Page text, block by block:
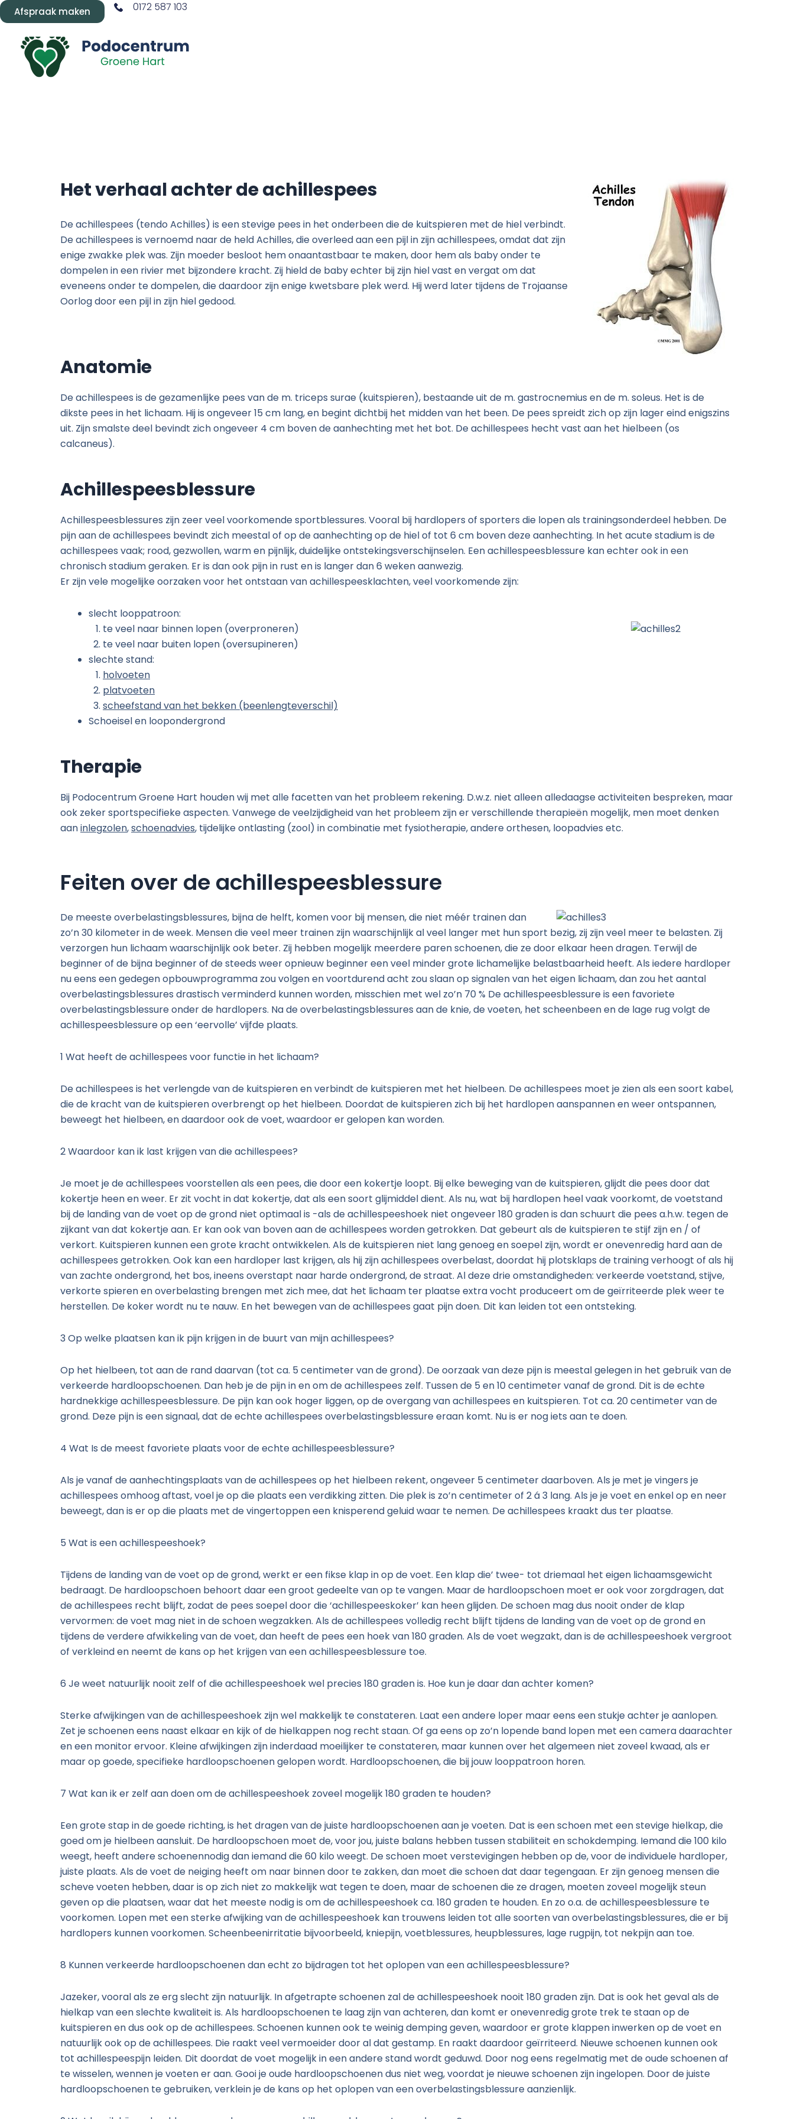
Ga
naar
inhoud
Afspraak maken
0172 587 103
Het verhaal achter de achillespees
De achillespees (tendo Achilles) is een stevige pees in het onderbeen die de kuitspieren met de hiel verbindt.
De achillespees is vernoemd naar de held Achilles, die overleed aan een pijl in zijn achillespees, omdat dat zijn
enige zwakke plek was. Zijn moeder besloot hem onaantastbaar te maken, door hem als baby onder te
dompelen in een rivier met bijzondere kracht. Zij hield de baby echter bij zijn hiel vast en vergat om dat
eveneens onder te dompelen, die daardoor zijn enige kwetsbare plek werd. Hij werd later tijdens de Trojaanse
Oorlog door een pijl in zijn hiel gedood.
Anatomie
De achillespees is de gezamenlijke pees van de m. triceps surae (kuitspieren), bestaande uit de m. gastrocnemius en de m. soleus. Het is de
dikste pees in het lichaam. Hij is ongeveer 15 cm lang, en begint dichtbij het midden van het been. De pees spreidt zich op zijn lager eind enigszins
uit. Zijn smalste deel bevindt zich ongeveer 4 cm boven de aanhechting met het bot. De achillespees hecht vast aan het hielbeen (os
calcaneus).
Achillespeesblessure
Achillespeesblessures zijn zeer veel voorkomende sportblessures. Vooral bij hardlopers of sporters die lopen als trainingsonderdeel hebben. De
pijn aan de achillespees bevindt zich meestal of op de aanhechting op de hiel of tot 6 cm boven deze aanhechting. In het acute stadium is de
achillespees vaak; rood, gezwollen, warm en pijnlijk, duidelijke ontstekingsverschijnselen. Een achillespeesblessure kan echter ook in een
chronisch stadium geraken. Er is dan ook pijn in rust en is langer dan 6 weken aanwezig.
Er zijn vele mogelijke oorzaken voor het ontstaan van achillespeesklachten, veel voorkomende zijn:
slecht looppatroon:
te veel naar binnen lopen (overproneren)
te veel naar buiten lopen (oversupineren)
slechte stand:
holvoeten
platvoeten
scheefstand van het bekken (beenlengteverschil)
Schoeisel en loopondergrond
Therapie
Bij Podocentrum Groene Hart houden wij met alle facetten van het probleem rekening. D.w.z. niet alleen alledaagse activiteiten bespreken, maar
ook zeker sportspecifieke aspecten. Vanwege de veelzijdigheid van het probleem zijn er verschillende therapieën mogelijk, men moet denken
aaninlegzolen,schoenadvies, tijdelijke ontlasting (zool) in combinatie met fysiotherapie, andere orthesen, loopadvies etc.
Feiten over de achillespeesblessure
De meeste overbelastingsblessures, bijna de helft, komen voor bij mensen, die niet méér trainen dan
zo’n 30 kilometer in de week. Mensen die veel meer trainen zijn waarschijnlijk al veel langer met hun sport bezig, zij zijn veel meer te belasten. Zij
verzorgen hun lichaam waarschijnlijk ook beter. Zij hebben mogelijk meerdere paren schoenen, die ze door elkaar heen dragen. Terwijl de
beginner of de bijna beginner of de steeds weer opnieuw beginner een veel minder grote lichamelijke belastbaarheid heeft. Als iedere hardloper
nu eens een gedegen opbouwprogramma zou volgen en voortdurend acht zou slaan op signalen van het eigen lichaam, dan zou het aantal
overbelastingsblessures drastisch verminderd kunnen worden, misschien met wel zo’n 70 % De achillespeesblessure is een favoriete
overbelastingsblessure onder de hardlopers. Na de overbelastingsblessures aan de knie, de voeten, het scheenbeen en de lage rug volgt de
achillespeesblessure op een ‘eervolle’ vijfde plaats.
1 Wat heeft de achillespees voor functie in het lichaam?
De achillespees is het verlengde van de kuitspieren en verbindt de kuitspieren met het hielbeen. De achillespees moet je zien als een soort kabel,
die de kracht van de kuitspieren overbrengt op het hielbeen. Doordat de kuitspieren zich bij het hardlopen aanspannen en weer ontspannen,
beweegt het hielbeen, en daardoor ook de voet, waardoor er gelopen kan worden.
2 Waardoor kan ik last krijgen van die achillespees?
Je moet je de achillespees voorstellen als een pees, die door een kokertje loopt. Bij elke beweging van de kuitspieren, glijdt die pees door dat
kokertje heen en weer. Er zit vocht in dat kokertje, dat als een soort glijmiddel dient. Als nu, wat bij hardlopen heel vaak voorkomt, de voetstand
bij de landing van de voet op de grond niet optimaal is -als de achillespeeshoek niet ongeveer 180 graden is dan schuurt die pees a.h.w. tegen de
zijkant van dat kokertje aan. Er kan ook van boven aan de achillespees worden getrokken. Dat gebeurt als de kuitspieren te stijf zijn en / of
verkort. Kuitspieren kunnen een grote kracht ontwikkelen. Als de kuitspieren niet lang genoeg en soepel zijn, wordt er onevenredig hard aan de
achillespees getrokken. Ook kan een hardloper last krijgen, als hij zijn achillespees overbelast, doordat hij plotsklaps de training verhoogt of als hij
van zachte ondergrond, het bos, ineens overstapt naar harde ondergrond, de straat. Al deze drie omstandigheden: verkeerde voetstand, stijve,
verkorte spieren en overbelasting brengen met zich mee, dat het lichaam ter plaatse extra vocht produceert om de geïrriteerde plek weer te
herstellen. De koker wordt nu te nauw. En het bewegen van de achillespees gaat pijn doen. Dit kan leiden tot een ontsteking.
3 Op welke plaatsen kan ik pijn krijgen in de buurt van mijn achillespees?
Op het hielbeen, tot aan de rand daarvan (tot ca. 5 centimeter van de grond). De oorzaak van deze pijn is meestal gelegen in het gebruik van de
verkeerde hardloopschoenen. Dan heb je de pijn in en om de achillespees zelf. Tussen de 5 en 10 centimeter vanaf de grond. Dit is de echte
hardnekkige achillespeesblessure. De pijn kan ook hoger liggen, op de overgang van achillespees en kuitspieren. Tot ca. 20 centimeter van de
grond. Deze pijn is een signaal, dat de echte achillespees overbelastingsblessure eraan komt. Nu is er nog iets aan te doen.
4 Wat Is de meest favoriete plaats voor de echte achillespeesblessure?
Als je vanaf de aanhechtingsplaats van de achillespees op het hielbeen rekent, ongeveer 5 centimeter daarboven. Als je met je vingers je
achillespees omhoog aftast, voel je op die plaats een verdikking zitten. Die plek is zo’n centimeter of 2 á 3 lang. Als je je voet en enkel op en neer
beweegt, dan is er op die plaats met de vingertoppen een knisperend geluid waar te nemen. De achillespees kraakt dus ter plaatse.
5 Wat is een achillespeeshoek?
Tijdens de landing van de voet op de grond, werkt er een fikse klap in op de voet. Een klap die’ twee- tot driemaal het eigen lichaamsgewicht
bedraagt. De hardloopschoen behoort daar een groot gedeelte van op te vangen. Maar de hardloopschoen moet er ook voor zorgdragen, dat
de achillespees recht blijft, zodat de pees soepel door die ‘achillespeeskoker’ kan heen glijden. De schoen mag dus nooit onder de klap
vervormen: de voet mag niet in de schoen wegzakken. Als de achillespees volledig recht blijft tijdens de landing van de voet op de grond en
tijdens de verdere afwikkeling van de voet, dan heeft de pees een hoek van 180 graden. Als de voet wegzakt, dan is de achillespeeshoek vergroot
of verkleind en neemt de kans op het krijgen van een achillespeesblessure toe.
6 Je weet natuurlijk nooit zelf of die achillespeeshoek wel precies 180 graden is. Hoe kun je daar dan achter komen?
Sterke afwijkingen van de achillespeeshoek zijn wel makkelijk te constateren. Laat een andere loper maar eens een stukje achter je aanlopen.
Zet je schoenen eens naast elkaar en kijk of de hielkappen nog recht staan. Of ga eens op zo’n lopende band lopen met een camera daarachter
en een monitor ervoor. Kleine afwijkingen zijn inderdaad moeilijker te constateren, maar kunnen over het algemeen niet zoveel kwaad, als er
maar op goede, specifieke hardloopschoenen gelopen wordt. Hardloopschoenen, die bij jouw looppatroon horen.
7 Wat kan ik er zelf aan doen om de achillespeeshoek zoveel mogelijk 180 graden te houden?
Een grote stap in de goede richting, is het dragen van de juiste hardloopschoenen aan je voeten. Dat is een schoen met een stevige hielkap, die
goed om je hielbeen aansluit. De hardloopschoen moet de, voor jou, juiste balans hebben tussen stabiliteit en schokdemping. Iemand die 100 kilo
weegt, heeft andere schoenennodig dan iemand die 60 kilo weegt. De schoen moet verstevigingen hebben op de, voor de individuele hardloper,
juiste plaats. Als de voet de neiging heeft om naar binnen door te zakken, dan moet die schoen dat daar tegengaan. Er zijn genoeg mensen die
scheve voeten hebben, daar is op zich niet zo makkelijk wat tegen te doen, maar de schoenen die ze dragen, moeten zoveel mogelijk steun
geven op die plaatsen, waar dat het meeste nodig is om de achillespeeshoek ca. 180 graden te houden. En zo o.a. de achillespeesblessure te
voorkomen. Lopen met een sterke afwijking van de achillespeeshoek kan trouwens leiden tot alle soorten van overbelastingsblessures, die er bij
hardlopers kunnen voorkomen. Scheenbeenirritatie bijvoorbeeld, kniepijn, voetblessures, heupblessures, lage rugpijn, tot nekpijn aan toe.
8 Kunnen verkeerde hardloopschoenen dan echt zo bijdragen tot het oplopen van een achillespeesblessure?
Jazeker, vooral als ze erg slecht zijn natuurlijk. In afgetrapte schoenen zal de achillespeeshoek nooit 180 graden zijn. Dat is ook het geval als de
hielkap van een slechte kwaliteit is. Als hardloopschoenen te laag zijn van achteren, dan komt er onevenredig grote trek te staan op de
kuitspieren en dus ook op de achillespees. Schoenen kunnen ook te weinig demping geven, waardoor er grote klappen inwerken op de voet en
natuurlijk ook op de achillespees. Die raakt veel vermoeider door al dat gestamp. En raakt daardoor geïrriteerd. Nieuwe schoenen kunnen ook
tot achillespeespijn leiden. Dit doordat de voet mogelijk in een andere stand wordt geduwd. Door nog eens regelmatig met de oude schoenen af
te wisselen, wennen je voeten er aan. Gooi je oude hardloopschoenen dus niet weg, voordat je nieuwe schoenen zijn ingelopen. Door de juiste
hardloopschoenen te gebruiken, verklein je de kans op het oplopen van een overbelastingsblessure aanzienlijk.